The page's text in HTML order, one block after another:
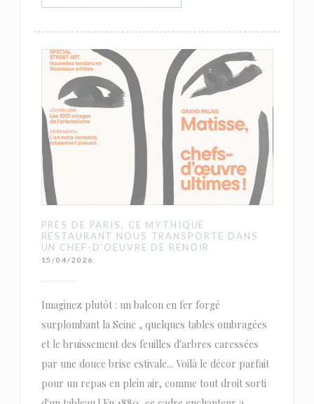
PRÈS DE PARIS, CE MYTHIQUE
RESTAURANT NOUS TRANSPORTE DANS
UN CHEF-D'OEUVRE DE RENOIR
15/04/2026
Imaginez plutôt : un balcon en fer forgé
surplombant la Seine , quelques tables ombragées
et le bruissement des feuilles d'arbres caressées
par une douce brise estivale... Voilà le décor parfait
pour un repas en plein air, comme tout droit sorti